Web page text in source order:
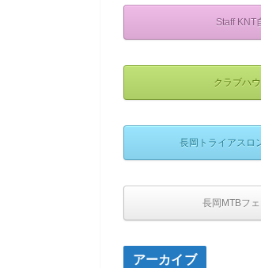
Staff KNT
クラブハ
長岡トライアスロ
長岡MTBフ
アーカイブ